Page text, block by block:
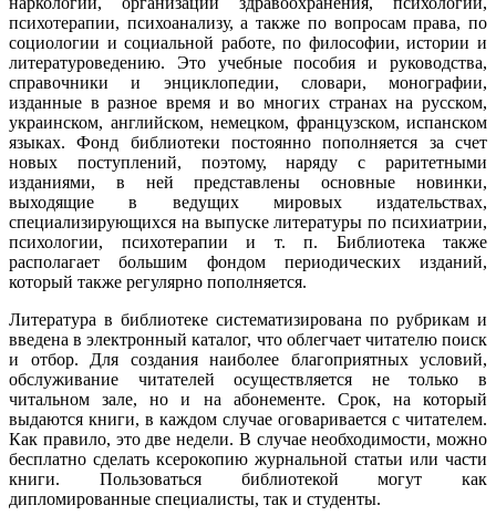
психотерапии, психоанализу, а также по вопросам права, по
социологии и социальной работе, по философии, истории и
литературоведению. Это учебные пособия и руководства,
справочники и энциклопедии, словари, монографии,
изданные в разное время и во многих странах на русском,
украинском, английском, немецком, французском, испанском
языках. Фонд библиотеки постоянно пополняется за счет
новых поступлений, поэтому, наряду с раритетными
изданиями, в ней представлены основные новинки,
выходящие в ведущих мировых издательствах,
специализирующихся на выпуске литературы по психиатрии,
психологии, психотерапии и т. п. Библиотека также
располагает большим фондом периодических изданий,
который также регулярно пополняется.
Литература в библиотеке систематизирована по рубрикам и
введена в электронный каталог, что облегчает читателю поиск
и отбор. Для создания наиболее благоприятных условий,
обслуживание читателей осуществляется не только в
читальном зале, но и на абонементе. Срок, на который
выдаются книги, в каждом случае оговаривается с читателем.
Как правило, это две недели. В случае необходимости, можно
бесплатно сделать ксерокопию журнальной статьи или части
книги. Пользоваться библиотекой могут как
дипломированные специалисты, так и студенты.